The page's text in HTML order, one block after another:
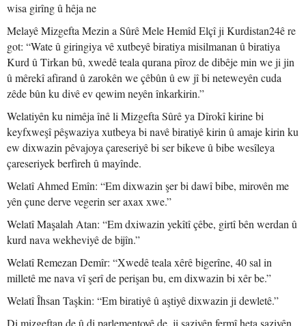
wisa girîng û hêja ne
Melayê Mizgefta Mezin a Sûrê Mele Hemîd Elçî ji Kurdistan24ê re
got: “Wate û giringiya vê xutbeyê biratiya misilmanan û biratiya
Kurd û Tirkan bû, xwedê teala qurana pîroz de dibêje min we ji jin
û mêrekî afirand û zarokên we çêbûn û ew jî bi neteweyên cuda
zêde bûn ku divê ev qewim neyên înkarkirin.”
Welatiyên ku nimêja înê li Mizgefta Sûrê ya Dîrokî kirine bi
keyfxweşî pêşwaziya xutbeya bi navê biratiyê kirin û amaje kirin ku
ew dixwazin pêvajoya çareseriyê bi ser bikeve û bibe wesîleya
çareseriyek berfireh û mayînde.
Welatî Ahmed Emîn: “Em dixwazin şer bi dawî bibe, mirovên me
yên çune derve vegerin ser axax xwe.”
Welatî Maşalah Atan: “Em dxiwazin yekîtî çêbe, girtî bên werdan û
kurd nava wekheviyê de bijîn.”
Welatî Remezan Demîr: “Xwedê teala xêrê bigerîne, 40 sal in
milletê me nava vî şerî de perişan bu, em dixwazin bi xêr be.”
Welatî Îhsan Taşkin: “Em biratiyê û aştiyê dixwazin ji dewletê.”
Di mizgeftan de û di parlementoyê de, ji saziyên fermî heta saziyên